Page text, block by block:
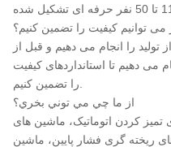
توانیم کیفیت را تضمین کنیم؟
تولید را انجام می دهیم و قبل از
می دهیم تا استانداردهای کیفیت
از ما چي مي توني بخري؟
کردن اتوماتیک، ماشین های
ریخته گری فشار پایین، ماشین